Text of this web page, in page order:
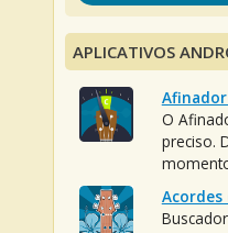
APLICATIVOS
O
preciso.
Acordes